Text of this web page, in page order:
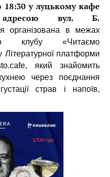
у луцькому кафе
вул. Б.
організована в межах
клубу «Читаємо
Літературної платформи
який знайомить
через поєднання
страв і напоїв,